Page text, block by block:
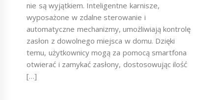
nie są wyjątkiem. Inteligentne karnisze,
wyposażone w zdalne sterowanie i
automatyczne mechanizmy, umożliwiają kontrolę
zasłon z dowolnego miejsca w domu. Dzięki
temu, użytkownicy mogą za pomocą smartfona
otwierać i zamykać zasłony, dostosowując ilość
[…]